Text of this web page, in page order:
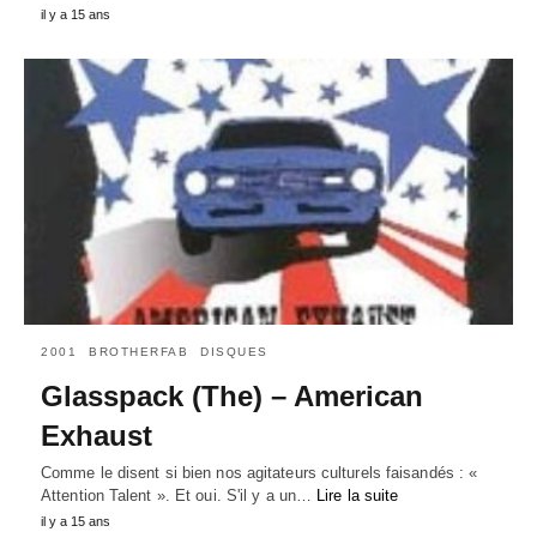
il y a 15 ans
2001 BROTHERFAB DISQUES
Glasspack (The) – American
Exhaust
Comme le disent si bien nos agitateurs culturels faisandés : «
Attention Talent ». Et oui. S'il y a un… Lire la suite
il y a 15 ans